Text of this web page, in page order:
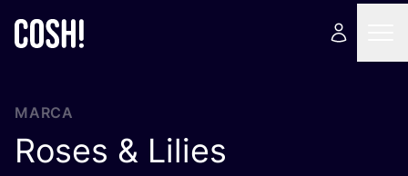
MARCA
Roses & Lilies